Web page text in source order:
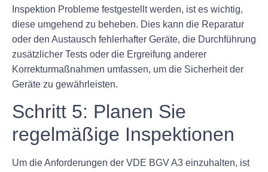
Inspektion Probleme festgestellt werden, ist es wichtig,
diese umgehend zu beheben. Dies kann die Reparatur
oder den Austausch fehlerhafter Geräte, die Durchführung
zusätzlicher Tests oder die Ergreifung anderer
Korrekturmaßnahmen umfassen, um die Sicherheit der
Geräte zu gewährleisten.
Schritt 5: Planen Sie
regelmäßige Inspektionen
Um die Anforderungen der VDE BGV A3 einzuhalten, ist